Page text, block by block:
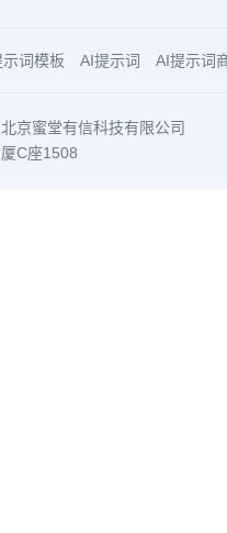
示词模板 AI提示词 AI提示词
京蜜堂有信科技有限公司
C座1508